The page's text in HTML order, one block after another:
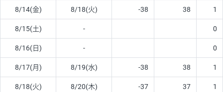
8/14(金) 8/18(火) -38 38 1
8/15(土) - 0
8/16(日) - 0
8/17(月) 8/19(水) -38 38 1
8/18(火) 8/20(木) -37 37 1